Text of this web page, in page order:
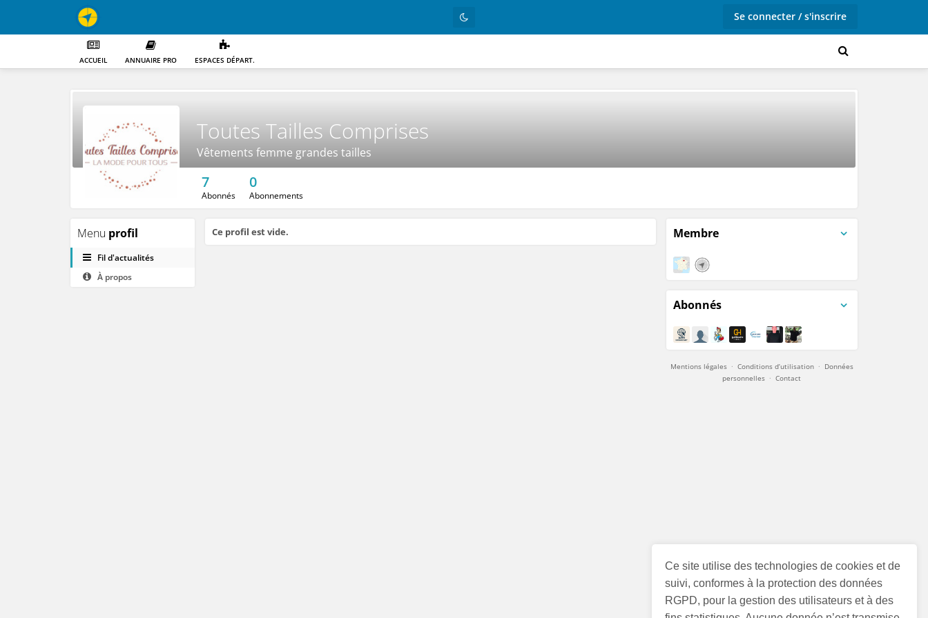
Ce site utilise des technologies de cookies et de
suivi, conformes à la protection des données
RGPD, pour la gestion des utilisateurs et à des
Se connecter / s'inscrire
ACCUEIL ANNUAIRE PRO ESPACES DÉPART.
Toutes Tailles Comprises
Vêtements femme grandes tailles
7
Abonnés
0
Abonnements
Menu profil
Fil d'actualités
À propos
Ce profil est vide. Membre
Abonnés
Mentions légales· Conditions d’utilisation· Données
personnelles ·Contact